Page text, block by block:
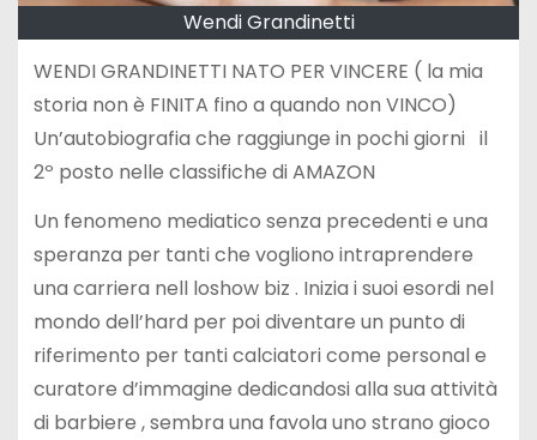
Wendi Grandinetti
WENDI GRANDINETTI NATO PER VINCERE ( la mia
storia non è FINITA fino a quando non VINCO)
Un’autobiografia che raggiunge in pochi giorni il
2º posto nelle classifiche di AMAZON
Un fenomeno mediatico senza precedenti e una
speranza per tanti che vogliono intraprendere
una carriera nell loshow biz . Inizia i suoi esordi nel
mondo dell’hard per poi diventare un punto di
riferimento per tanti calciatori come personal e
curatore d’immagine dedicandosi alla sua attività
di barbiere , sembra una favola uno strano gioco